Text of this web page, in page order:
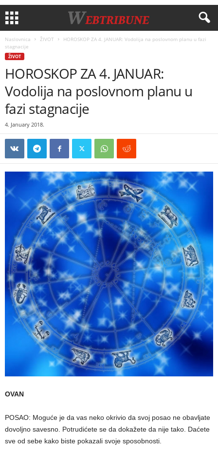
Naslovnica ŽIVOT
HOROSKOP ZA 4. JANUAR: Vodolija na poslovnom planu u fazi
stagnacije
ŽIVOT
HOROSKOP ZA 4. JANUAR:
Vodolija na poslovnom planu u
fazi stagnacije
4. January 2018.
OVAN
POSAO: Moguće je da vas neko okrivio da svoj posao ne obavljate
dovoljno savesno. Potrudićete se da dokažete da nije tako. Daćete
sve od sebe kako biste pokazali svoje sposobnosti.